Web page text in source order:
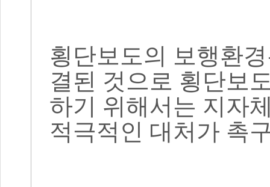
횡단보도의 보행환
결된 것으로 횡단보
하기 위해서는 지자
적극적인 대처가 촉